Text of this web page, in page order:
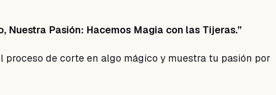
Nuestra Pasión: Hacemos Magia con las Tijeras.”
proceso de corte en algo mágico y muestra tu pasión por